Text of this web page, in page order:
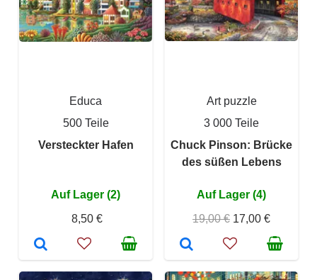
Educa
500 Teile
Versteckter Hafen
Auf Lager (2)
8,50 €
Art puzzle
3 000 Teile
Chuck Pinson: Brücke
des süßen Lebens
Auf Lager (4)
19,00 € 17,00 €